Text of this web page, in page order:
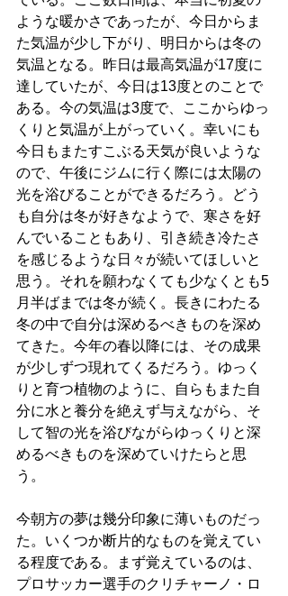
ような暖かさであったが、今日からま
た気温が少し下がり、明日からは冬の
気温となる。昨日は最高気温が17度に
達していたが、今日は13度とのことで
ある。今の気温は3度で、ここからゆっ
くりと気温が上がっていく。幸いにも
今日もまたすこぶる天気が良いような
ので、午後にジムに行く際には太陽の
光を浴びることができるだろう。どう
も自分は冬が好きなようで、寒さを好
んでいることもあり、引き続き冷たさ
を感じるような日々が続いてほしいと
思う。それを願わなくても少なくとも5
月半ばまでは冬が続く。長きにわたる
冬の中で自分は深めるべきものを深め
てきた。今年の春以降には、その成果
が少しずつ現れてくるだろう。ゆっく
りと育つ植物のように、自らもまた自
分に水と養分を絶えず与えながら、そ
して智の光を浴びながらゆっくりと深
めるべきものを深めていけたらと思
う。
今朝方の夢は幾分印象に薄いものだっ
た。いくつか断片的なものを覚えてい
る程度である。まず覚えているのは、
プロサッカー選手のクリチャーノ・ロ